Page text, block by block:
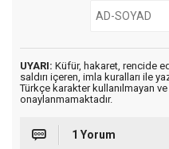
UYARI: Küfür, hakaret, rencide
saldırı içeren, imla kuralları ile
Türkçe karakter kullanılmayan
onaylanmamaktadır.
1 Yorum